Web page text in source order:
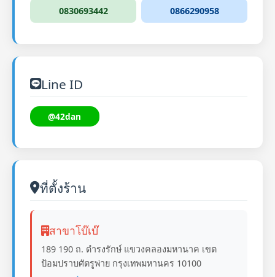
0830693442 0866290958
Line ID
@42dan
ที่ตั้งร้าน
สาขาโบ๊เบ๊
189 190 ถ. ดำรงรักษ์ แขวงคลองมหานาค เขต
ป้อมปราบศัตรูพ่าย กรุงเทพมหานคร 10100